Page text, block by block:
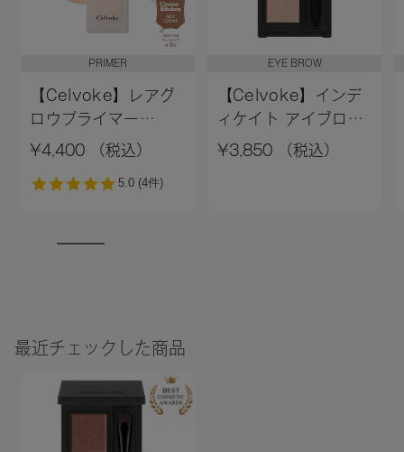
PRIMER
【Celvoke】レアグ
ロウプライマー
［01,02］＜新色追加
¥4,400 （税込）
EYE BROW
【Celvoke】インデ
ィケイト アイブロウ
パウダー 13＜2026
¥3,850 （税込）
最近チェックした商品